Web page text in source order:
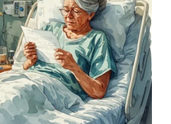
CO DĚLÁME?
NÁS!
smysluplně, neobejdeme se